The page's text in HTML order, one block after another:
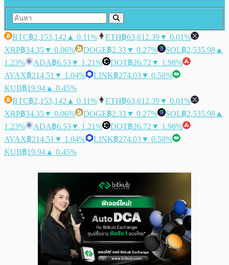
BTC฿2,153,142 ▲ 0.11% ETH฿63,612.39▼ 0.01%
XRP฿34.35▼ 0.06% DOGE฿2.33▼ 0.27% SOL฿2,535.98 ▲
1.23%
ADA฿6.53▼ 1.21% DOT฿26.72 ▼ 1.98%
AVAX฿214.51 ▼ 1.04% LINK฿274.03▼ 0.58%
KUB฿19.94 ▲ 0.45%
BTC฿2,153,142 ▲ 0.11% ETH฿63,612.39▼ 0.01%
XRP฿34.35▼ 0.06% DOGE฿2.33▼ 0.27% SOL฿2,535.98 ▲
1.23%
ADA฿6.53▼ 1.21% DOT฿26.72 ▼ 1.98%
AVAX฿214.51 ▼ 1.04% LINK฿274.03▼ 0.58%
KUB฿19.94 ▲ 0.45%